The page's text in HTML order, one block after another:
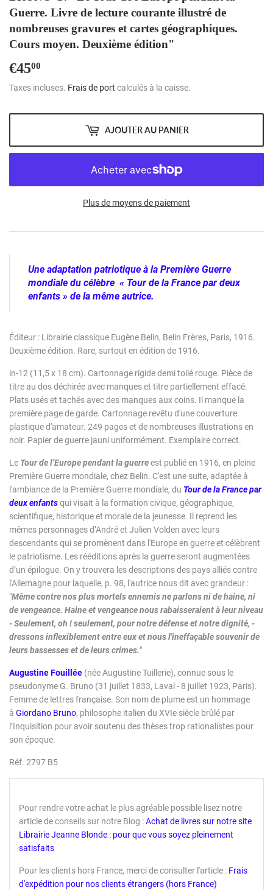
Guerre. Livre de lecture courante illustré de
nombreuses gravures et cartes géographiques.
Cours moyen. Deuxième édition"
€4500
Taxes incluses. Frais de port calculés à la caisse.
AJOUTER AU PANIER
Plus de moyens de paiement
Une adaptation patriotique à la Première Guerre
mondiale du célèbre « Tour de la France par deux
enfants » de la même autrice.
Éditeur : Librairie classique Eugène Belin, Belin Frères, Paris, 1916.
Deuxième édition. Rare, surtout en édition de 1916.
in-12 (11,5 x 18 cm). Cartonnage rigide demi toilé rouge. Pièce de
titre au dos déchirée avec manques et titre partiellement effacé.
Plats usés et tachés avec des manques aux coins. Il manque la
première page de garde. Cartonnage revêtu d'une couverture
plastique d'amateur. 249 pages et de nombreuses illustrations en
noir. Papier de guerre jauni uniformément. Exemplaire correct.
Le Tour de l’Europe pendant la guerreest publié en 1916, en pleine
Première Guerre mondiale, chez Belin. C'est une suite, adaptée à
l'ambiance de la Première Guerre mondiale, du Tour de la France par
deux enfantsqui visait à la formation civique, géographique,
scientifique, historique et morale de la jeunesse. Il reprend les
mêmes personnages d’André et Julien Volden avec leurs
descendants qui se promènent dans l'Europe en guerre et célèbrent
le patriotisme. Les rééditions après la guerre seront augmentées
d’un épilogue. On y trouvera les descriptions des pays alliés contre
l'Allemagne pour laquelle, p. 98, l'autrice nous dit avec grandeur :
"Même contre nos plus mortels ennemis ne parlons ni de haine, ni
de vengeance. Haine et vengeance nous rabaisseraient à leur niveau
- Seulement, oh ! seulement, pour notre défense et notre dignité, -
dressons inflexiblement entre eux et nous l'ineffaçable souvenir de
leurs bassesses et de leurs crimes."
Augustine Fouillée (née Augustine Tuillerie), connue sous le
pseudonyme G. Bruno (31 juillet 1833, Laval - 8 juillet 1923, Paris).
Femme de lettres française. Son nom de plume est un hommage
à Giordano Bruno, philosophe italien du XVIe siècle brûlé par
l’Inquisition pour avoir soutenu des thèses trop rationalistes pour
son époque.
Réf. 2797 B5
Pour rendre votre achat le plus agréable possible lisez notre
article de conseils sur notre Blog :Achat de livres sur notre site
Librairie Jeanne Blonde : pour que vous soyez pleinement
satisfaits
Pour les clients hors France, merci de consulter l'article : Frais
d'expédition pour nos clients étrangers (hors France)